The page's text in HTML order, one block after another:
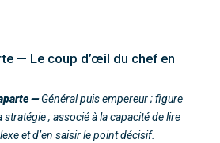
— Le coup d’œil du chef en
—Général puis empereur ; figure
stratégie ; associé à la capacité de lire
et d’en saisir le point décisif.